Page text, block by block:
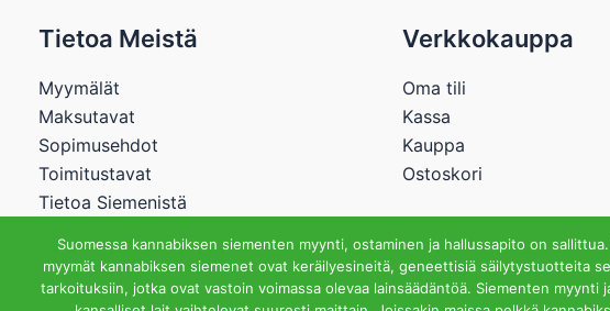
Tietoa Meistä
Myymälät
Maksutavat
Sopimusehdot
Toimitustavat
Tietoa Siemenistä
Verkkokauppa
Oma tili
Kassa
Kauppa
Ostoskori
Cannabisstore.fi |
Suomessa kannabiksen siementen myynti, ostaminen ja hallussapito on
myymät kannabiksen siemenet ovat keräilyesineitä, geneettisiä säilytystuotteita
tarkoituksiin, jotka ovat vastoin voimassa olevaa lainsäädäntöä. Siementen